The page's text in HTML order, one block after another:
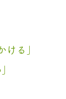
ける」